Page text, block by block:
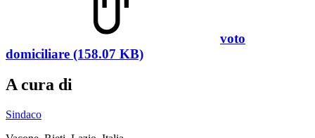
voto
domiciliare (158.07 KB)
A cura di
Sindaco